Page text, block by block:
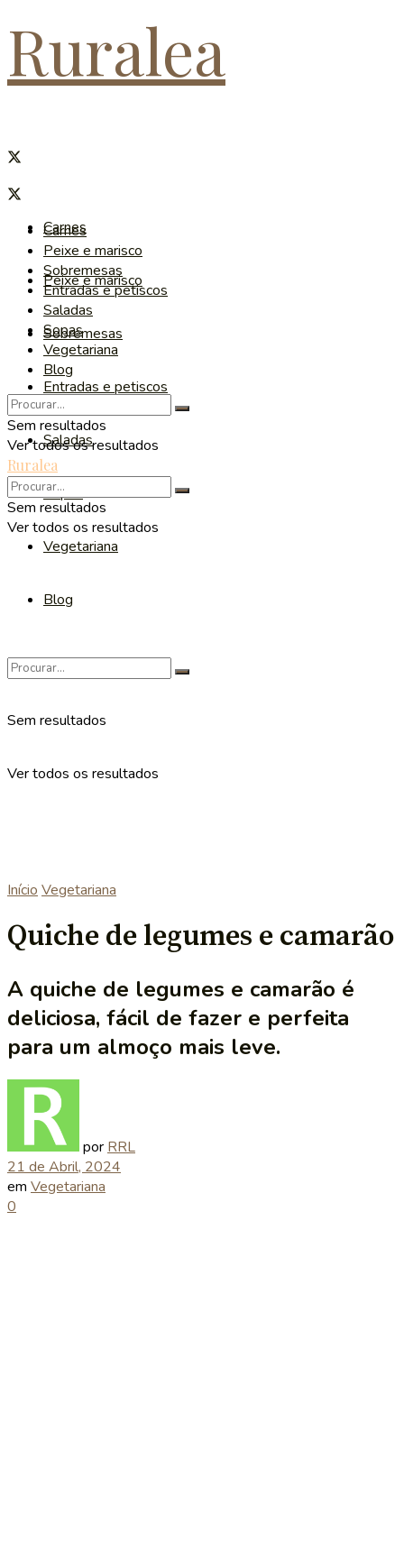
Ruralea
Carnes
Peixe e marisco
Sobremesas
Entradas e petiscos
Saladas
Sopas
Vegetariana
Blog
Sem resultados
Ver todos os resultados
Carnes
Peixe e marisco
Sobremesas
Entradas e petiscos
Saladas
Sopas
Vegetariana
Blog
Sem resultados
Ver todos os resultados
Ruralea
Sem resultados
Ver todos os resultados
Início Vegetariana
Quiche de legumes e camarão
A quiche de legumes e camarão é
deliciosa, fácil de fazer e perfeita
para um almoço mais leve.
por RRL
21 de Abril, 2024
em Vegetariana
0